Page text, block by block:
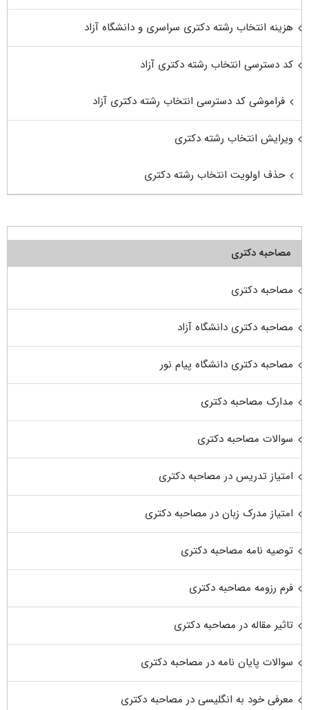
هزینه انتخاب رشته دکتری سراسری و دانشگاه آزاد
کد دسترسی انتخاب رشته دکتری آزاد
فراموشی کد دسترسی انتخاب رشته دکتری آزاد
ویرایش انتخاب رشته دکتری
حذف اولویت انتخاب رشته دکتری
مصاحبه دکتری
مصاحبه دکتری
مصاحبه دکتری دانشگاه آزاد
مصاحبه دکتری دانشگاه پیام نور
مدارک مصاحبه دکتری
سوالات مصاحبه دکتری
امتیاز تدریس در مصاحبه دکتری
امتیاز مدرک زبان در مصاحبه دکتری
توصیه نامه مصاحبه دکتری
فرم رزومه مصاحبه دکتری
تاثیر مقاله در مصاحبه دکتری
سوالات پایان نامه در مصاحبه دکتری
معرفی خود به انگلیسی در مصاحبه دکتری